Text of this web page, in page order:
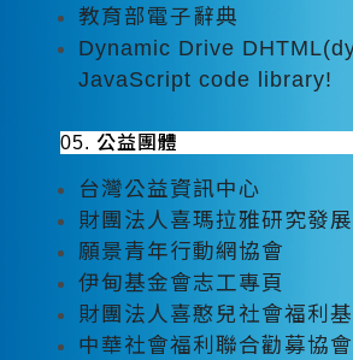
教育部電子辭典
Dynamic Drive
JavaScript code library!
05. 公益團體
台灣公益資訊中心
財團法人喜瑪拉雅研究發
願景青年行動網協會
伊甸基金會志工專頁
財團法人喜憨兒社會福利
中華社會福利聯合勸募協會